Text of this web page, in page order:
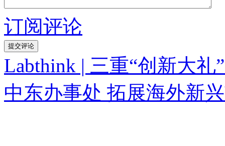
订阅评论
Labthink | 三重“创新大礼
中东办事处 拓展海外新